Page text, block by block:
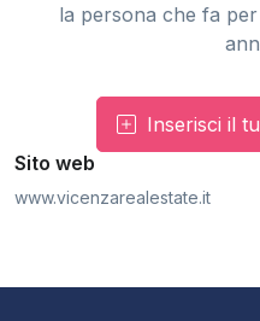
Sito web
www.vicenzarealestate.it
la persona che fa
Inserisci il